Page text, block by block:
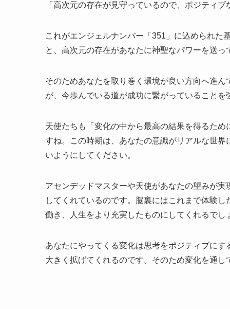
「高次元の存在が見守っているので、ポジティ
これがエンジェルナンバー「351」に込められた
と、高次元の存在があなたに神聖なパワーを送
そのためあなたを取り巻く環境が良い方向へ進
が、今歩んでいる道が成功に繋がっていること
天使たちも「変化の中から最高の結果を得るた
すね。この時期は、あなたの意識がリアルな世
いようにしてください。
アセンデッドマスターや天使があなたの望みが
してくれているのです。脳裏にはこれまで体験
働き、人生をより充実したものにしてくれるでし
あなたにやってくる変化は思考をポジティブに
大きく拡げてくれるのです。そのため変化を通